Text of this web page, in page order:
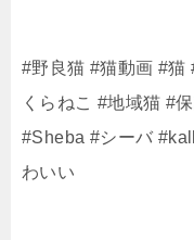
#野良猫 #猫動画 #猫
くらねこ #地域猫 #
#Sheba #シーバ
わいい